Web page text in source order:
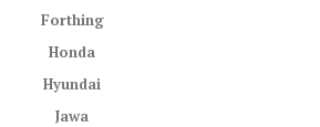
Forthing
Honda
Hyundai
Jawa